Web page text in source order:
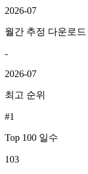
2026-07
월간 추정 다운로드
-
2026-07
최고 순위
#1
Top 100 일수
103